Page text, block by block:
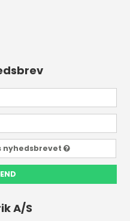
nyhedsbrevet
A/S